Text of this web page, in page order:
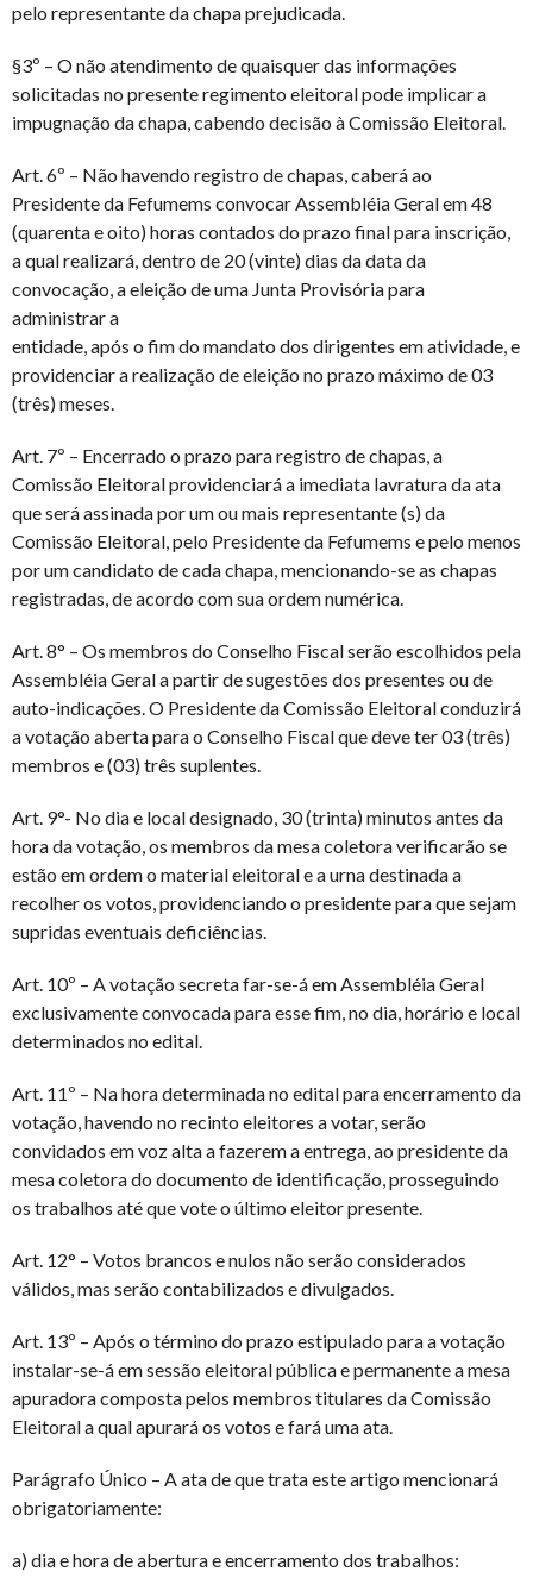
pelo representante da chapa prejudicada.
§3º – O não atendimento de quaisquer das informações
solicitadas no presente regimento eleitoral pode implicar a
impugnação da chapa, cabendo decisão à Comissão Eleitoral.
Art. 6º – Não havendo registro de chapas, caberá ao
Presidente da Fefumems convocar Assembléia Geral em 48
(quarenta e oito) horas contados do prazo final para inscrição,
a qual realizará, dentro de 20 (vinte) dias da data da
convocação, a eleição de uma Junta Provisória para
administrar a
entidade, após o fim do mandato dos dirigentes em atividade, e
providenciar a realização de eleição no prazo máximo de 03
(três) meses.
Art. 7º – Encerrado o prazo para registro de chapas, a
Comissão Eleitoral providenciará a imediata lavratura da ata
que será assinada por um ou mais representante (s) da
Comissão Eleitoral, pelo Presidente da Fefumems e pelo menos
por um candidato de cada chapa, mencionando-se as chapas
registradas, de acordo com sua ordem numérica.
Art. 8° – Os membros do Conselho Fiscal serão escolhidos pela
Assembléia Geral a partir de sugestões dos presentes ou de
auto-indicações. O Presidente da Comissão Eleitoral conduzirá
a votação aberta para o Conselho Fiscal que deve ter 03 (três)
membros e (03) três suplentes.
Art. 9°- No dia e local designado, 30 (trinta) minutos antes da
hora da votação, os membros da mesa coletora verificarão se
estão em ordem o material eleitoral e a urna destinada a
recolher os votos, providenciando o presidente para que sejam
supridas eventuais deficiências.
Art. 10º – A votação secreta far-se-á em Assembléia Geral
exclusivamente convocada para esse fim, no dia, horário e local
determinados no edital.
Art. 11º – Na hora determinada no edital para encerramento da
votação, havendo no recinto eleitores a votar, serão
convidados em voz alta a fazerem a entrega, ao presidente da
mesa coletora do documento de identificação, prosseguindo
os trabalhos até que vote o último eleitor presente.
Art. 12° – Votos brancos e nulos não serão considerados
válidos, mas serão contabilizados e divulgados.
Art. 13º – Após o término do prazo estipulado para a votação
instalar-se-á em sessão eleitoral pública e permanente a mesa
apuradora composta pelos membros titulares da Comissão
Eleitoral a qual apurará os votos e fará uma ata.
Parágrafo Único – A ata de que trata este artigo mencionará
obrigatoriamente:
a) dia e hora de abertura e encerramento dos trabalhos: